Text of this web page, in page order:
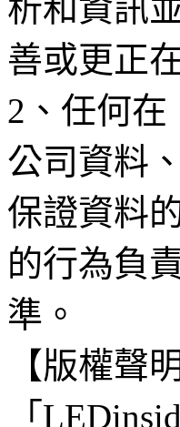
析和資訊
善或更正
2、任何在
公司資料
保證資料
的行為負
準。
【版權聲明
「